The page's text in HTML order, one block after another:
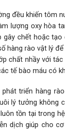
đều khiến tôm
lượng oxy hòa
chết hoặc
hàng rào vật lý
chất nhầy với
tế bào máu có
triển hàng
lý tưởng không
tồn tại trong
dịch giúp cho